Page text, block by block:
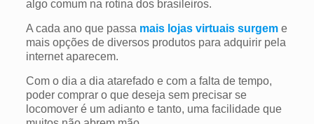
algo comum na rotina dos brasileiros.
A cada ano que passa mais lojas virtuais surgeme
mais opções de diversos produtos para adquirir pela
internet aparecem.
Com o dia a dia atarefado e com a falta de tempo,
poder comprar o que deseja sem precisar se
locomover é um adianto e tanto, uma facilidade que